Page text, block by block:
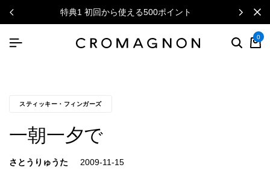
特典1 初回から使える500ポイント
0
スティッキー・フィンガーズ
一朝一夕で
さとうりゅうた